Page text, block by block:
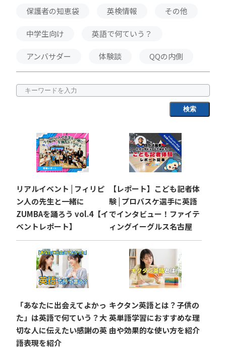
保護者の知恵袋 英検情報 その他
中学生向け 英語で何ていう？
アンバサダー 体験談 QQの内側
検索
リアルイベント | フィリピ
ン人の先生と一緒に
ZUMBAを踊ろう vol.4【イ
ベントレポート】
【レポート】こども記者体
験 | プロバスケ選手に英語
でインタビュー！ファイテ
ィングイーグルス名古屋
「あなたに出会えてよかっ
た」は英語で何ていう？大
切な人に伝えたい感謝の英
語表現を紹介
キクタン英語とは？子供の
英単語学習におすすめな理
由や効果的な使い方を紹介